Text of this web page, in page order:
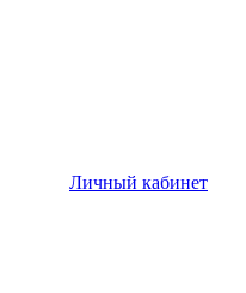
Личный кабинет